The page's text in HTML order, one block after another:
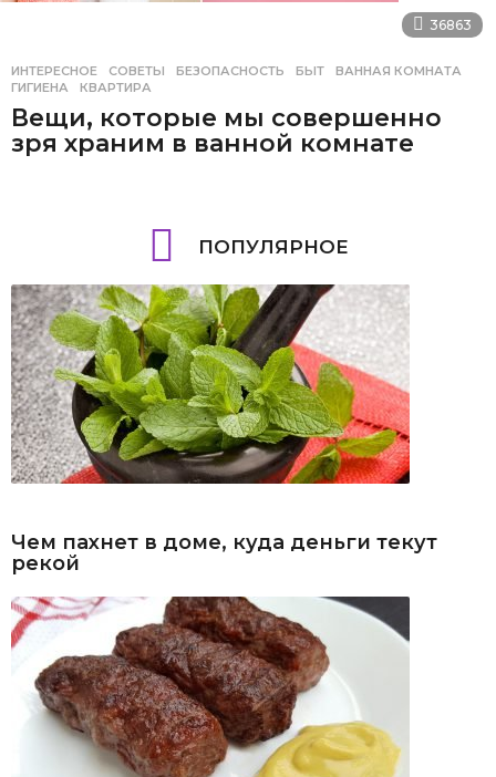
36863
ИНТЕРЕСНОЕ ,СОВЕТЫ БЕЗОПАСНОСТЬ ,БЫТ ,ВАННАЯ КОМНАТА
ГИГИЕНА
,КВАРТИРА
Вещи, которые мы совершенно
зря храним в ванной комнате
ПОПУЛЯРНОЕ
Чем пахнет в доме, куда деньги текут
рекой